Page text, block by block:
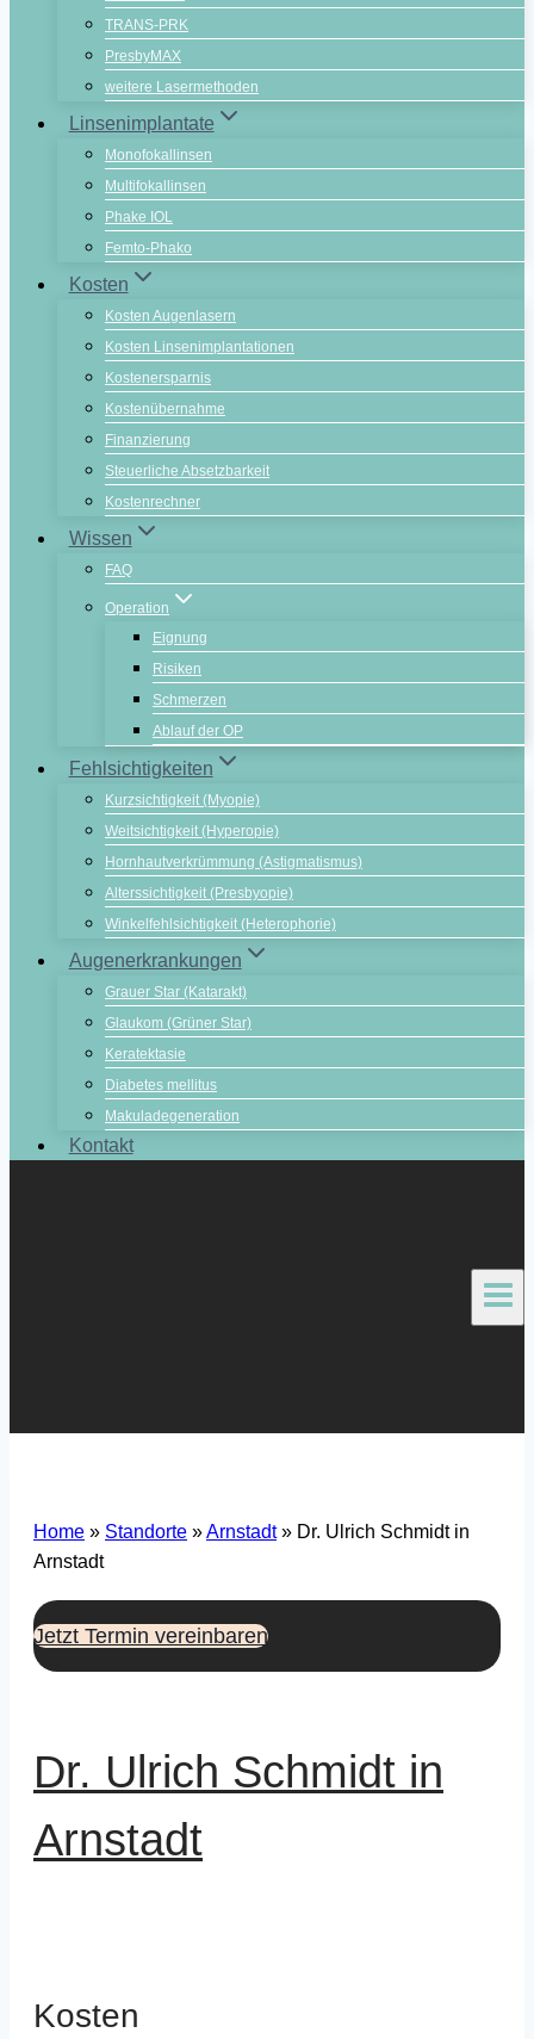
TRANS-PRK
PresbyMAX
weitere Lasermethoden
Linsenimplantate
Monofokallinsen
Multifokallinsen
Phake IOL
Femto-Phako
Kosten
Kosten Augenlasern
Kosten Linsenimplantationen
Kostenersparnis
Kostenübernahme
Finanzierung
Steuerliche Absetzbarkeit
Kostenrechner
Wissen
FAQ
Operation
Eignung
Risiken
Schmerzen
Ablauf der OP
Fehlsichtigkeiten
Kurzsichtigkeit (Myopie)
Weitsichtigkeit (Hyperopie)
Hornhautverkrümmung (Astigmatismus)
Alterssichtigkeit (Presbyopie)
Winkelfehlsichtigkeit (Heterophorie)
Augenerkrankungen
Grauer Star (Katarakt)
Glaukom (Grüner Star)
Keratektasie
Diabetes mellitus
Makuladegeneration
Kontakt
Home » Standorte »Arnstadt» Dr. Ulrich Schmidt in
Arnstadt
Jetzt Termin vereinbaren
Dr. Ulrich Schmidt in
Arnstadt
Kosten